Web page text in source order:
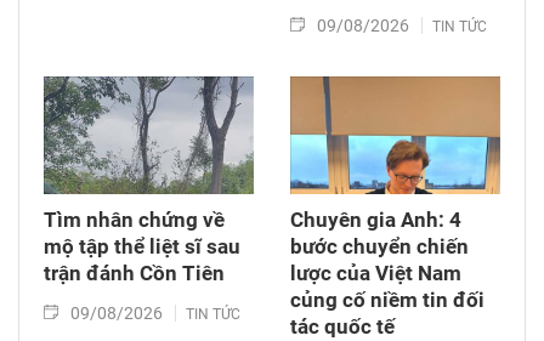
09/08/2026 TIN TỨC
Tìm nhân chứng về
mộ tập thể liệt sĩ sau
trận đánh Cồn Tiên
09/08/2026 TIN TỨC
Chuyên gia Anh: 4
bước chuyển chiến
lược của Việt Nam
củng cố niềm tin đối
tác quốc tế